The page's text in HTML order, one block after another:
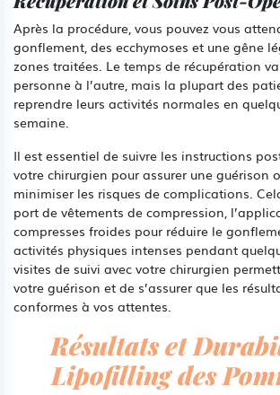
Après la procédure, vous pouvez vous
gonflement, des ecchymoses et une gêne
zones traitées. Le temps de récupération
personne à l’autre, mais la plupart des
reprendre leurs activités normales en
semaine.
Il est essentiel de suivre les instructions
votre chirurgien pour assurer une guérison
minimiser les risques de complications.
port de vêtements de compression,
compresses froides pour réduire le
activités physiques intenses pendant
visites de suivi avec votre chirurgien
votre guérison et de s’assurer que les
conformes à vos attentes.
Résultats et
Lipofilling des